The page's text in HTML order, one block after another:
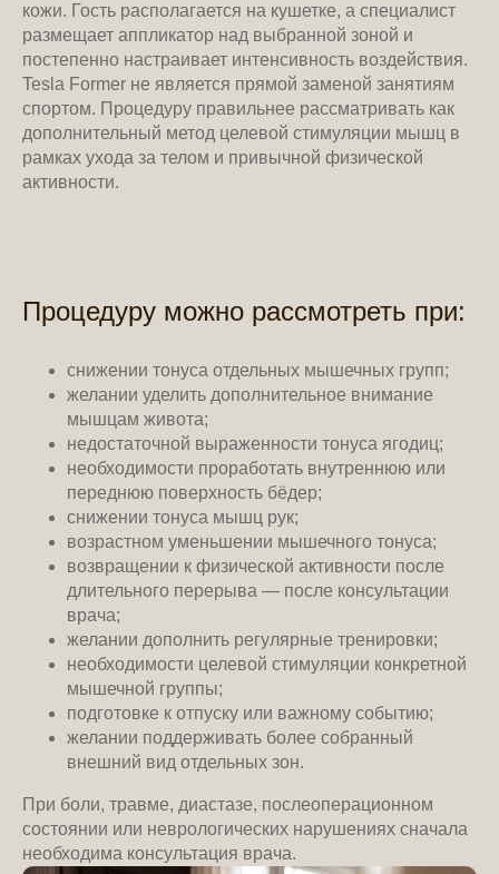
кожи. Гость располагается на кушетке, а специалист
размещает аппликатор над выбранной зоной и
постепенно настраивает интенсивность воздействия.
Tesla Former не является прямой заменой занятиям
спортом. Процедуру правильнее рассматривать как
дополнительный метод целевой стимуляции мышц в
рамках ухода за телом и привычной физической
активности.
Процедуру можно рассмотреть при:
снижении тонуса отдельных мышечных групп;
желании уделить дополнительное внимание
мышцам живота;
недостаточной выраженности тонуса ягодиц;
необходимости проработать внутреннюю или
переднюю поверхность бёдер;
снижении тонуса мышц рук;
возрастном уменьшении мышечного тонуса;
возвращении к физической активности после
длительного перерыва — после консультации
врача;
желании дополнить регулярные тренировки;
необходимости целевой стимуляции конкретной
мышечной группы;
подготовке к отпуску или важному событию;
желании поддерживать более собранный
внешний вид отдельных зон.
При боли, травме, диастазе, послеоперационном
состоянии или неврологических нарушениях сначала
необходима консультация врача.